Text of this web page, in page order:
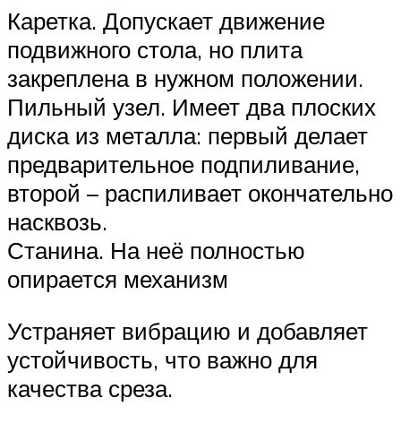
Каретка. Допускает движение
подвижного стола, но плита
закреплена в нужном положении.
Пильный узел. Имеет два плоских
диска из металла: первый делает
предварительное подпиливание,
второй – распиливает окончательно
насквозь.
Станина. На неё полностью
опирается механизм
Устраняет вибрацию и добавляет
устойчивость, что важно для
качества среза.